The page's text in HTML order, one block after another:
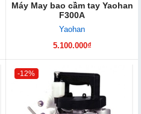
Máy May bao cầm tay Yaohan
F300A
Yaohan
5.100.000₫
-12%